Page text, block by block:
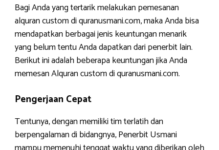
Bagi Anda yang tertarik melakukan pemesanan
alquran custom di quranusmani.com, maka Anda bisa
mendapatkan berbagai jenis keuntungan menarik
yang belum tentu Anda dapatkan dari penerbit lain.
Berikut ini adalah beberapa keuntungan jika Anda
memesan Alquran custom di quranusmani.com.
Pengerjaan Cepat
Tentunya, dengan memiliki tim terlatih dan
berpengalaman di bidangnya, Penerbit Usmani